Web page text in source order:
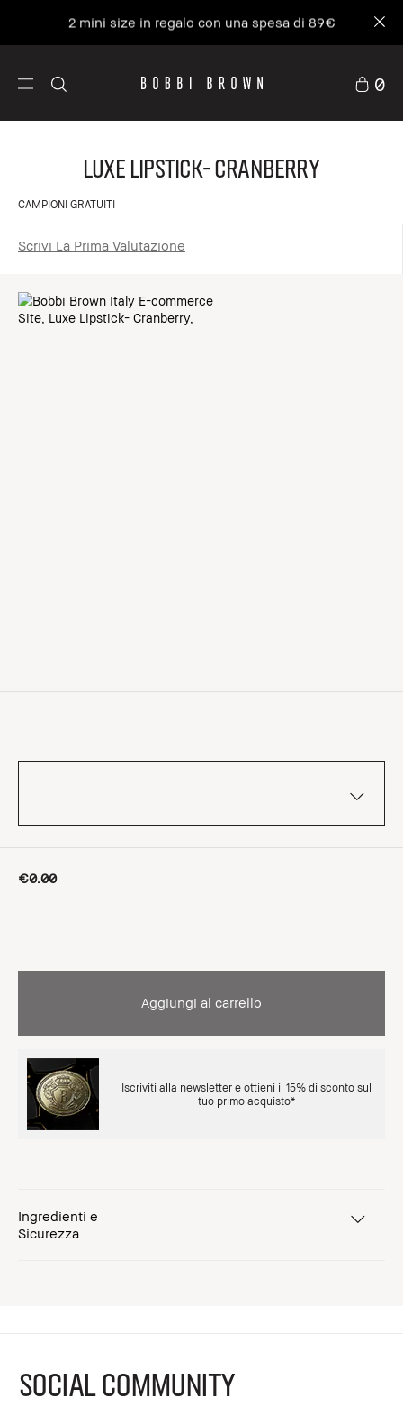
2 mini size in regalo con una spesa di 89€
0
Luxe Lipstick- Cranberry
CAMPIONI GRATUITI
Scrivi La Prima Valutazione
€0.00
Aggiungi al carrello
Iscriviti alla newsletter e ottieni il 15% di sconto sul
tuo primo acquisto*
Ingredienti e
Sicurezza
SOCIAL COMMUNITY